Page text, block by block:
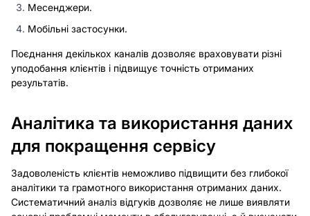
Месенджери.
Мобільні застосунки.
Поєднання декількох каналів дозволяє враховувати різні
уподобання клієнтів і підвищує точність отриманих
результатів.
Аналітика та використання даних
для покращення сервісу
Задоволеність клієнтів неможливо підвищити без глибокої
аналітики та грамотного використання отриманих даних.
Систематичний аналіз відгуків дозволяє не лише виявляти